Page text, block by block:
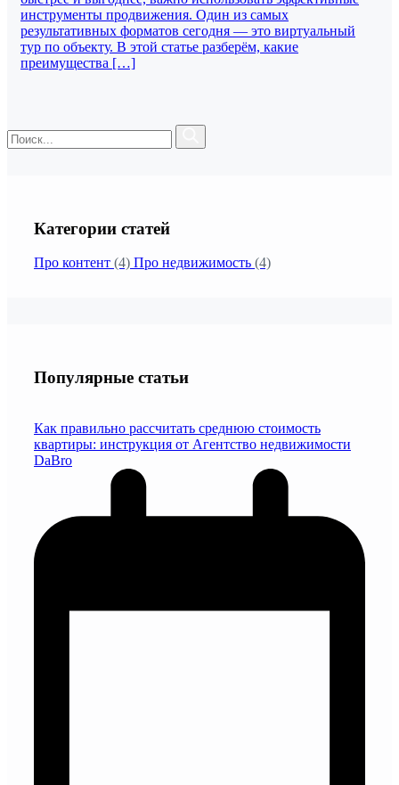
инструменты продвижения. Один из самых
результативных форматов сегодня — это виртуальный
тур по объекту. В этой статье разберём, какие
преимущества […]
Категории статей
Про контент (4) Про недвижимость (4)
Популярные статьи
Как правильно рассчитать среднюю стоимость
квартиры: инструкция от Агентство недвижимости
DaBro